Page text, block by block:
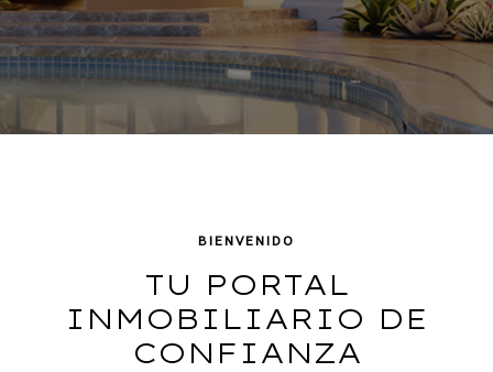
BIENVENIDO
TU PORTAL
INMOBILIARIO DE
CONFIANZA